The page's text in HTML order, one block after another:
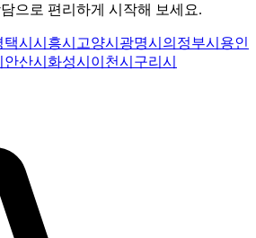
으로 편리하게 시작해 보세요.
택시 시흥시 고양시 광명시 의정부시 용인
안산시 화성시 이천시 구리시